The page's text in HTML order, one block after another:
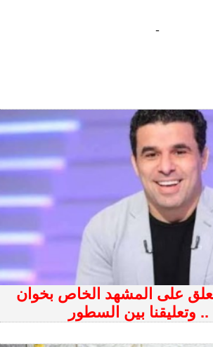
-
يعلق على المشهد الخاص بخوان
.. وتعليقنا بين السطور